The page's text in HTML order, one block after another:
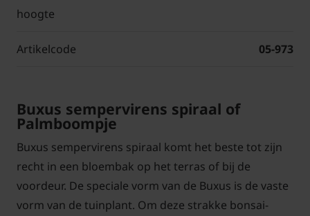
hoogte
Artikelcode 05-973
Buxus sempervirens spiraal of
Palmboompje
Buxus sempervirens spiraal komt het beste tot zijn
recht in een bloembak op het terras of bij de
voordeur. De speciale vorm van de Buxus is de vaste
vorm van de tuinplant. Om deze strakke bonsai-